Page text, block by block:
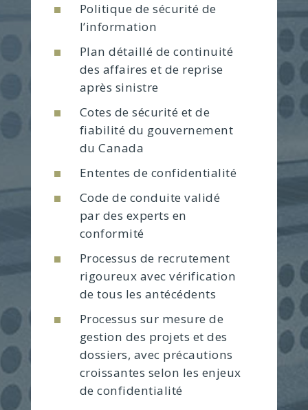
Politique de sécurité de
l’information
Plan détaillé de continuité
des affaires et de reprise
après sinistre
Cotes de sécurité et de
fiabilité du gouvernement
du Canada
Ententes de confidentialité
Code de conduite validé
par des experts en
conformité
Processus de recrutement
rigoureux avec vérification
de tous les antécédents
Processus sur mesure de
gestion des projets et des
dossiers, avec précautions
croissantes selon les enjeux
de confidentialité